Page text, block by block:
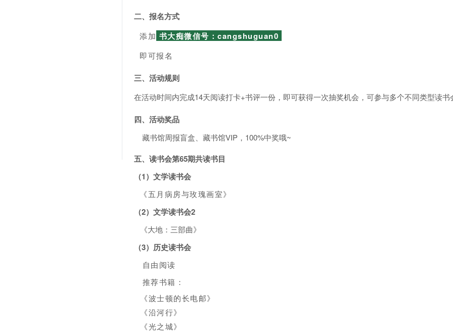
二、报名方式
添加 书大痴微信号：cangshuguan0
即可报名
三、活动规则
在活动时间内完成14天阅读打卡+书评一份，即可获得一次抽奖机会，可参与多个不同类型读书
四、活动奖品
藏书馆周报盲盒、藏书馆VIP，100%中奖哦~
五、读书会第65期共读书目
（1）文学读书会
《五月病房与玫瑰画室》
（2） 文学读书会2
《大地：三部曲》
（3）历史读书会
自由阅读
推荐书籍：
《波士顿的长电邮》
《沿河行》
《光之城》